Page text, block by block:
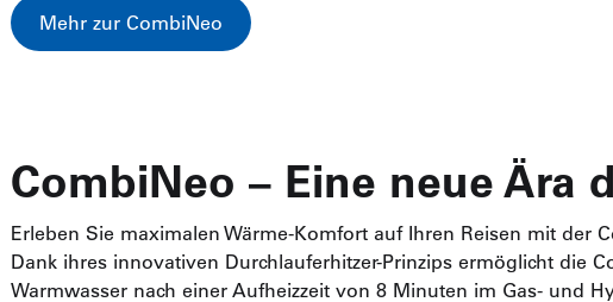
Mehr zur CombiNeo
CombiNeo – Eine neue Ära
Erleben Sie maximalen Wärme-Komfort auf Ihren Reisen mit der
Dank ihres innovativen Durchlauferhitzer-Prinzips ermöglicht die
Warmwasser nach einer Aufheizzeit von 8 Minuten im Gas- und